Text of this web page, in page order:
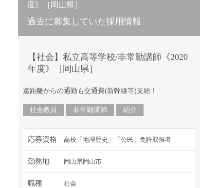
度》［岡山県］
過去に募集していた採用情報
【社会】私立高等学校/非常勤講師《2020
年度》［岡山県］
遠距離からの通勤も交通費(新幹線等)支給！
社会教員 非常勤講師 紹介
応募資格 高校「地理歴史」「公民」免許取得者
勤務地 岡山県岡山市
職種 社会